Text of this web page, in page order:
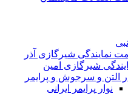
نمایندگی شیرگازی آذر
شیرگازی امین
التن و سرجوش و پرایمر
نوار پرایمر ایرانی